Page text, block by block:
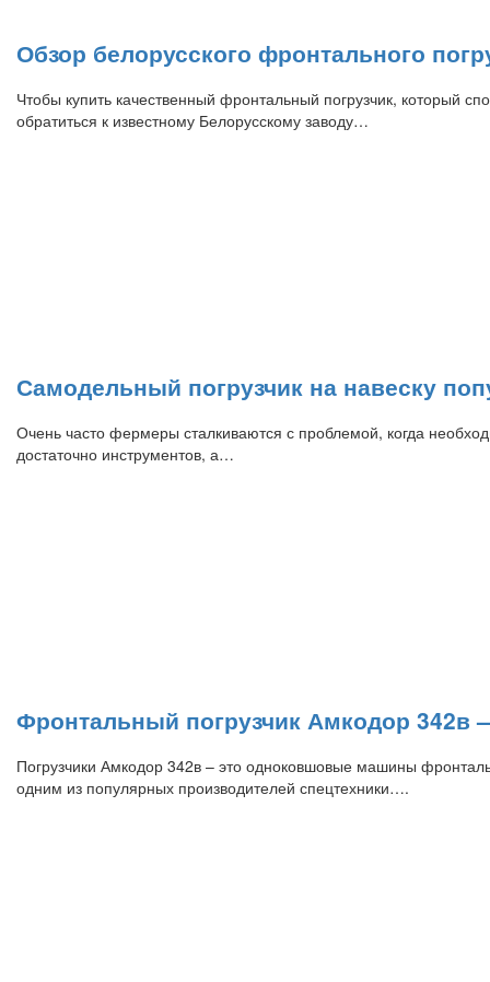
Обзор белорусского фронтального
Чтобы купить качественный фронтальный погрузчик, который
обратиться к известному Белорусскому заводу…
Самодельный погрузчик на навеску
Очень часто фермеры сталкиваются с проблемой, когда
достаточно инструментов, а…
Фронтальный погрузчик Амкодор 342в
Погрузчики Амкодор 342в – это одноковшовые машины
одним из популярных производителей спецтехники….